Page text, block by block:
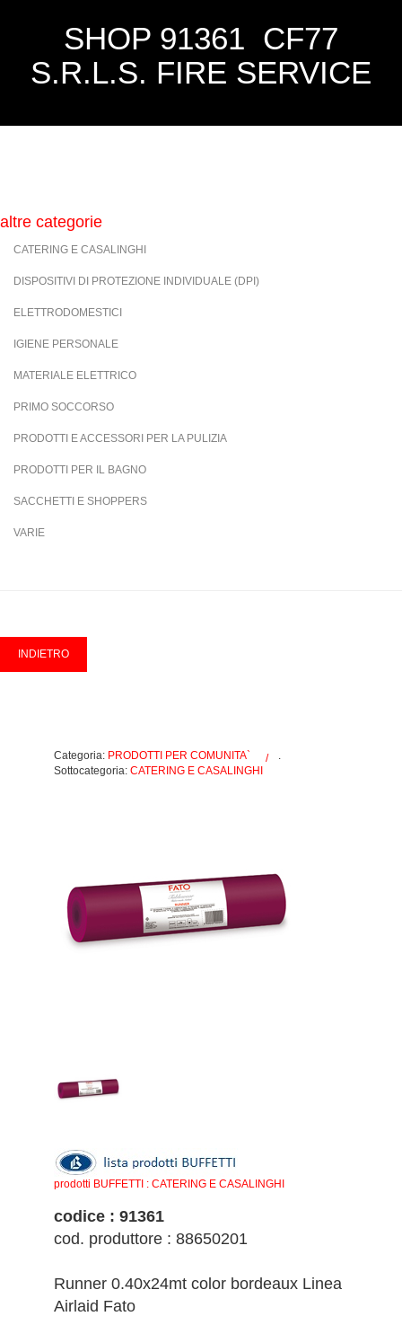
SHOP 91361 CF77
S.R.L.S. FIRE SERVICE
altre categorie
CATERING E CASALINGHI
DISPOSITIVI DI PROTEZIONE INDIVIDUALE (DPI)
ELETTRODOMESTICI
IGIENE PERSONALE
MATERIALE ELETTRICO
PRIMO SOCCORSO
PRODOTTI E ACCESSORI PER LA PULIZIA
PRODOTTI PER IL BAGNO
SACCHETTI E SHOPPERS
VARIE
Categoria: PRODOTTI PER COMUNITA`
Sottocategoria: CATERING E CASALINGHI
prodotti BUFFETTI : CATERING E CASALINGHI
codice : 91361
cod. produttore : 88650201
Runner 0.40x24mt color bordeaux Linea
Airlaid Fato